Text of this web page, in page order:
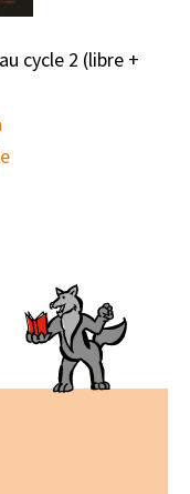
cycle 2 (libre +